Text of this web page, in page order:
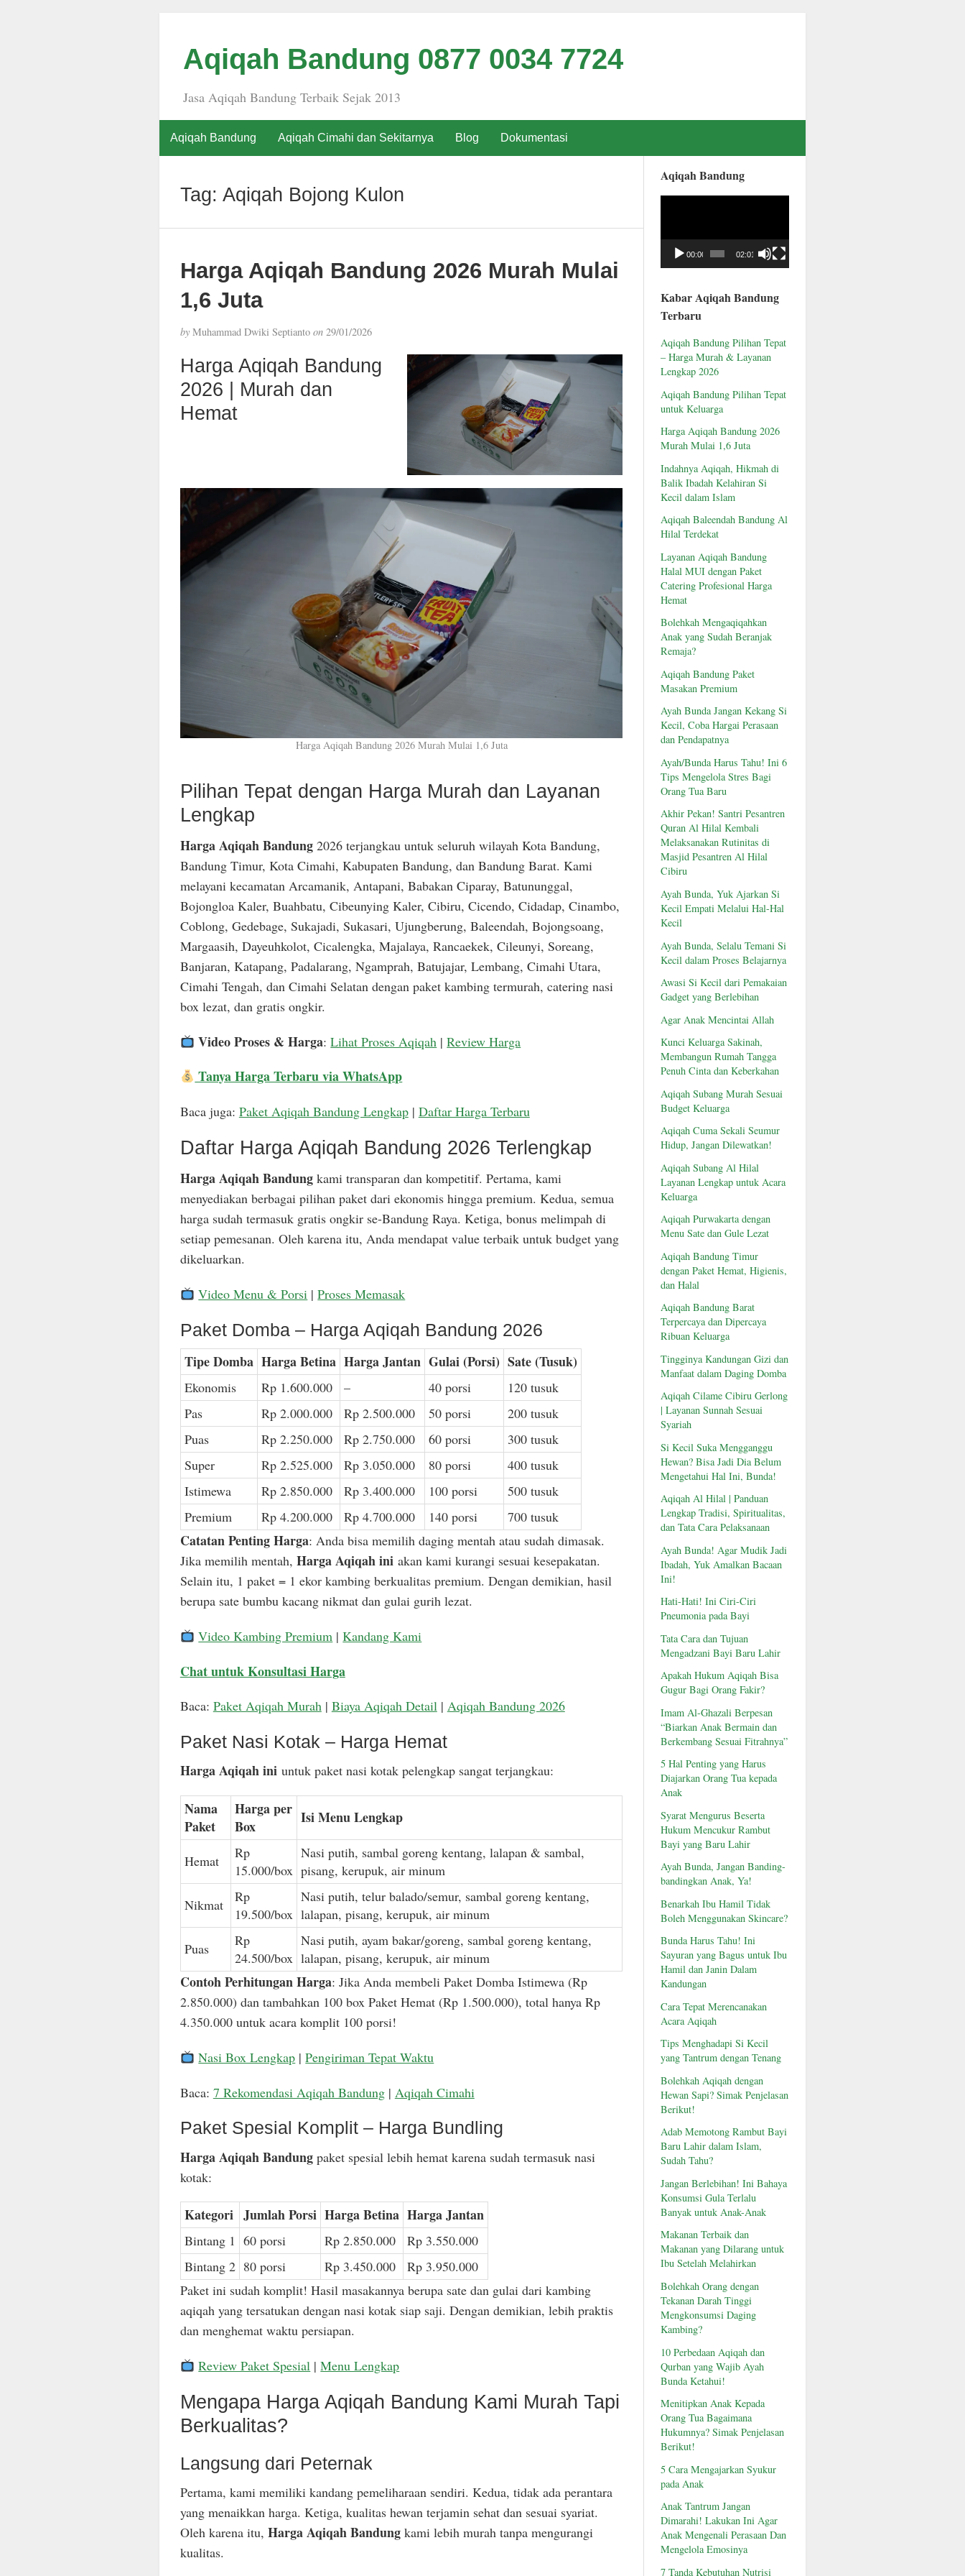
Aqiqah Bandung 0877 0034 7724
Jasa Aqiqah Bandung Terbaik Sejak 2013
Aqiqah Bandung Aqiqah Cimahi dan Sekitarnya Blog Dokumentasi
Tag: Aqiqah Bojong Kulon
Harga Aqiqah Bandung 2026 Murah Mulai
1,6 Juta
byMuhammad Dwiki Septianto on29/01/2026
Harga Aqiqah Bandung
2026 | Murah dan
Hemat
Harga Aqiqah Bandung 2026 Murah Mulai 1,6 Juta
Pilihan Tepat dengan Harga Murah dan Layanan
Lengkap
Harga Aqiqah Bandung2026 terjangkau untuk seluruh wilayah Kota Bandung,
Bandung Timur, Kota Cimahi, Kabupaten Bandung, dan Bandung Barat. Kami
melayani kecamatan Arcamanik, Antapani, Babakan Ciparay, Batununggal,
Bojongloa Kaler, Buahbatu, Cibeunying Kaler, Cibiru, Cicendo, Cidadap, Cinambo,
Coblong, Gedebage, Sukajadi, Sukasari, Ujungberung, Baleendah, Bojongsoang,
Margaasih, Dayeuhkolot, Cicalengka, Majalaya, Rancaekek, Cileunyi, Soreang,
Banjaran, Katapang, Padalarang, Ngamprah, Batujajar, Lembang, Cimahi Utara,
Cimahi Tengah, dan Cimahi Selatan dengan paket kambing termurah, catering nasi
box lezat, dan gratis ongkir.
Video Proses & Harga:Lihat Proses Aqiqah |Review Harga
Tanya Harga Terbaru via WhatsApp
Baca juga: Paket Aqiqah Bandung Lengkap| Daftar Harga Terbaru
Daftar Harga Aqiqah Bandung 2026 Terlengkap
Harga Aqiqah Bandungkami transparan dan kompetitif. Pertama, kami
menyediakan berbagai pilihan paket dari ekonomis hingga premium. Kedua, semua
harga sudah termasuk gratis ongkir se-Bandung Raya. Ketiga, bonus melimpah di
setiap pemesanan. Oleh karena itu, Anda mendapat value terbaik untuk budget yang
dikeluarkan.
Video Menu & Porsi |Proses Memasak
Paket Domba – Harga Aqiqah Bandung 2026
Tipe Domba Harga Betina Harga Jantan Gulai (Porsi) Sate (Tusuk)
Ekonomis Rp 1.600.000 – 40 porsi
120 tusuk
Pas
Rp 2.000.000 Rp 2.500.000 50 porsi
200 tusuk
Puas
Rp 2.250.000 Rp 2.750.000 60 porsi
300 tusuk
Super
Rp 2.525.000 Rp 3.050.000 80 porsi
400 tusuk
Istimewa
Rp 2.850.000 Rp 3.400.000 100 porsi
500 tusuk
Premium
Rp 4.200.000 Rp 4.700.000 140 porsi 700 tusuk
Catatan Penting Harga: Anda bisa memilih daging mentah atau sudah dimasak.
Jika memilih mentah, Harga Aqiqah iniakan kami kurangi sesuai kesepakatan.
Selain itu, 1 paket = 1 ekor kambing berkualitas premium. Dengan demikian, hasil
berupa sate bumbu kacang nikmat dan gulai gurih lezat.
Video Kambing Premium |Kandang Kami
Chat untuk Konsultasi Harga
Baca: Paket Aqiqah Murah| Biaya Aqiqah Detail| Aqiqah Bandung 2026
Paket Nasi Kotak – Harga Hemat
Harga Aqiqah iniuntuk paket nasi kotak pelengkap sangat terjangkau:
Nama
Paket
Harga per
Box
Isi Menu Lengkap
Hemat
Rp
15.000/box
Nasi putih, sambal goreng kentang, lalapan & sambal,
pisang, kerupuk, air minum
Nikmat
Rp
19.500/box
Nasi putih, telur balado/semur, sambal goreng kentang,
lalapan, pisang, kerupuk, air minum
Puas
Rp
24.500/box
Nasi putih, ayam bakar/goreng, sambal goreng kentang,
lalapan, pisang, kerupuk, air minum
Contoh Perhitungan Harga: Jika Anda membeli Paket Domba Istimewa (Rp
2.850.000) dan tambahkan 100 box Paket Hemat (Rp 1.500.000), total hanya Rp
4.350.000 untuk acara komplit 100 porsi!
Nasi Box Lengkap |Pengiriman Tepat Waktu
Baca: 7 Rekomendasi Aqiqah Bandung| Aqiqah Cimahi
Paket Spesial Komplit – Harga Bundling
Harga Aqiqah Bandungpaket spesial lebih hemat karena sudah termasuk nasi
kotak:
Kategori Jumlah Porsi Harga Betina Harga Jantan
Bintang 1 60 porsi Rp 2.850.000
Rp 3.550.000
Bintang 2 80 porsi Rp 3.450.000
Rp 3.950.000
Paket ini sudah komplit! Hasil masakannya berupa sate dan gulai dari kambing
aqiqah yang tersatukan dengan nasi kotak siap saji. Dengan demikian, lebih praktis
dan menghemat waktu persiapan.
Review Paket Spesial |Menu Lengkap
Mengapa Harga Aqiqah Bandung Kami Murah Tapi
Berkualitas?
Langsung dari Peternak
Pertama, kami memiliki kandang pemeliharaan sendiri. Kedua, tidak ada perantara
yang menaikkan harga. Ketiga, kualitas hewan terjamin sehat dan sesuai syariat.
Oleh karena itu, Harga Aqiqah Bandungkami lebih murah tanpa mengurangi
kualitas.
Aqiqah Bandung
00:00 02:01
Kabar Aqiqah Bandung
Terbaru
Aqiqah Bandung Pilihan Tepat
– Harga Murah & Layanan
Lengkap 2026
Aqiqah Bandung Pilihan Tepat
untuk Keluarga
Harga Aqiqah Bandung 2026
Murah Mulai 1,6 Juta
Indahnya Aqiqah, Hikmah di
Balik Ibadah Kelahiran Si
Kecil dalam Islam
Aqiqah Baleendah Bandung Al
Hilal Terdekat
Layanan Aqiqah Bandung
Halal MUI dengan Paket
Catering Profesional Harga
Hemat
Bolehkah Mengaqiqahkan
Anak yang Sudah Beranjak
Remaja?
Aqiqah Bandung Paket
Masakan Premium
Ayah Bunda Jangan Kekang Si
Kecil, Coba Hargai Perasaan
dan Pendapatnya
Ayah/Bunda Harus Tahu! Ini 6
Tips Mengelola Stres Bagi
Orang Tua Baru
Akhir Pekan! Santri Pesantren
Quran Al Hilal Kembali
Melaksanakan Rutinitas di
Masjid Pesantren Al Hilal
Cibiru
Ayah Bunda, Yuk Ajarkan Si
Kecil Empati Melalui Hal-Hal
Kecil
Ayah Bunda, Selalu Temani Si
Kecil dalam Proses Belajarnya
Awasi Si Kecil dari Pemakaian
Gadget yang Berlebihan
Agar Anak Mencintai Allah
Kunci Keluarga Sakinah,
Membangun Rumah Tangga
Penuh Cinta dan Keberkahan
Aqiqah Subang Murah Sesuai
Budget Keluarga
Aqiqah Cuma Sekali Seumur
Hidup, Jangan Dilewatkan!
Aqiqah Subang Al Hilal
Layanan Lengkap untuk Acara
Keluarga
Aqiqah Purwakarta dengan
Menu Sate dan Gule Lezat
Aqiqah Bandung Timur
dengan Paket Hemat, Higienis,
dan Halal
Aqiqah Bandung Barat
Terpercaya dan Dipercaya
Ribuan Keluarga
Tingginya Kandungan Gizi dan
Manfaat dalam Daging Domba
Aqiqah Cilame Cibiru Gerlong
| Layanan Sunnah Sesuai
Syariah
Si Kecil Suka Mengganggu
Hewan? Bisa Jadi Dia Belum
Mengetahui Hal Ini, Bunda!
Aqiqah Al Hilal | Panduan
Lengkap Tradisi, Spiritualitas,
dan Tata Cara Pelaksanaan
Ayah Bunda! Agar Mudik Jadi
Ibadah, Yuk Amalkan Bacaan
Ini!
Hati-Hati! Ini Ciri-Ciri
Pneumonia pada Bayi
Tata Cara dan Tujuan
Mengadzani Bayi Baru Lahir
Apakah Hukum Aqiqah Bisa
Gugur Bagi Orang Fakir?
Imam Al-Ghazali Berpesan
“Biarkan Anak Bermain dan
Berkembang Sesuai Fitrahnya”
5 Hal Penting yang Harus
Diajarkan Orang Tua kepada
Anak
Syarat Mengurus Beserta
Hukum Mencukur Rambut
Bayi yang Baru Lahir
Ayah Bunda, Jangan Banding-
bandingkan Anak, Ya!
Benarkah Ibu Hamil Tidak
Boleh Menggunakan Skincare?
Bunda Harus Tahu! Ini
Sayuran yang Bagus untuk Ibu
Hamil dan Janin Dalam
Kandungan
Cara Tepat Merencanakan
Acara Aqiqah
Tips Menghadapi Si Kecil
yang Tantrum dengan Tenang
Bolehkah Aqiqah dengan
Hewan Sapi? Simak Penjelasan
Berikut!
Adab Memotong Rambut Bayi
Baru Lahir dalam Islam,
Sudah Tahu?
Jangan Berlebihan! Ini Bahaya
Konsumsi Gula Terlalu
Banyak untuk Anak-Anak
Makanan Terbaik dan
Makanan yang Dilarang untuk
Ibu Setelah Melahirkan
Bolehkah Orang dengan
Tekanan Darah Tinggi
Mengkonsumsi Daging
Kambing?
10 Perbedaan Aqiqah dan
Qurban yang Wajib Ayah
Bunda Ketahui!
Menitipkan Anak Kepada
Orang Tua Bagaimana
Hukumnya? Simak Penjelasan
Berikut!
5 Cara Mengajarkan Syukur
pada Anak
Anak Tantrum Jangan
Dimarahi! Lakukan Ini Agar
Anak Mengenali Perasaan Dan
Mengelola Emosinya
7 Tanda Kebutuhan Nutrisi